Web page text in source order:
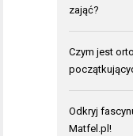
zająć?
Czym jest
Odkryj
Matfel.pl!